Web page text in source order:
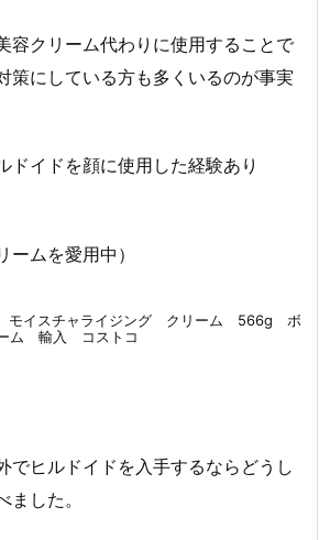
容クリーム代わりに使用することで
策にしている方も多くいるのが事実
ドイドを顔に使用した経験あり
ームを愛用中）
イスチャライジング クリーム 566g ボ
ム 輸入 コストコ
でヒルドイドを入手するならどうし
した。